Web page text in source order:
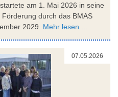
am 1. Mai 2026 in seine
durch das BMAS
2029. Mehr lesen ...
07.05.2026